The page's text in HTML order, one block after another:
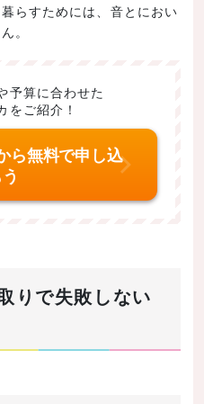
らすためには、音とにおい
。
予算に合わせた
をご紹介！
ら無料で申し込
りで失敗しない